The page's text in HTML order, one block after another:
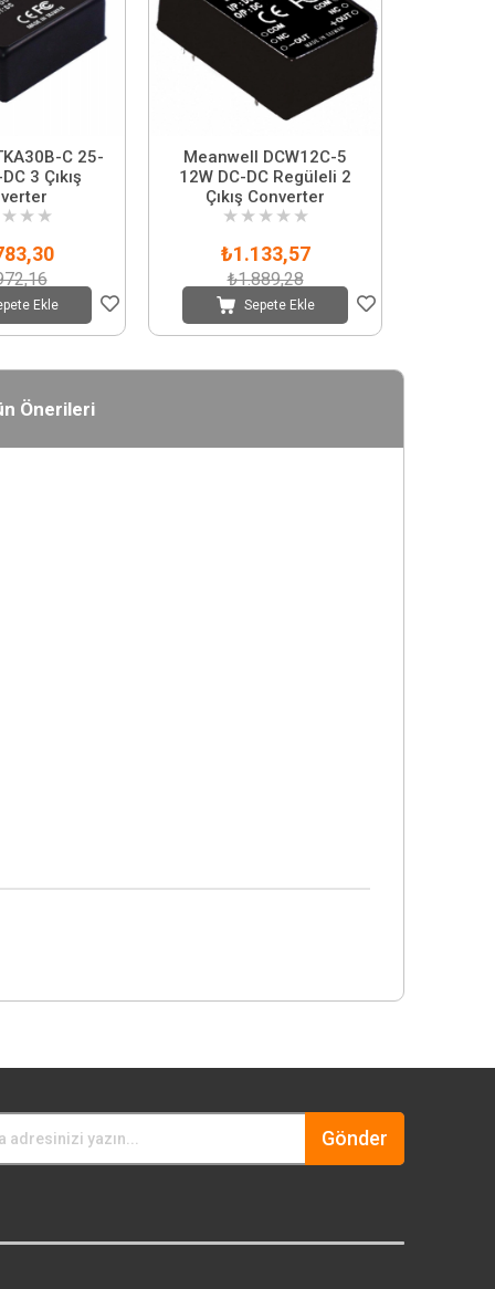
C 25-
3 Çıkış
★ ★ ★
Ekle
Meanwell DCW12C-5
12W DC-DC Regüleli 2
Çıkış Converter
★ ★ ★ ★ ★
₺1.133,57
₺1.889,28
Sepete Ekle
Önerileri
Gönder